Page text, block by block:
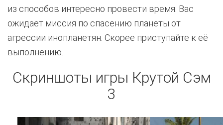
из способов интересно провести время. Вас
ожидает миссия по спасению планеты от
агрессии инопланетян. Скорее приступайте к её
выполнению.
Скриншоты игры Крутой Сэм
3